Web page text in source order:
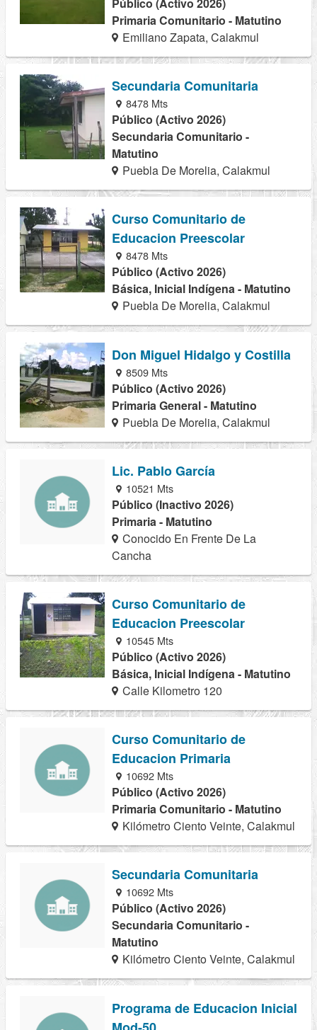
Primaria Comunitario - Matutino
Emiliano Zapata, Calakmul
Secundaria Comunitaria
8478 Mts
Público (Activo 2026)
Secundaria Comunitario -
Matutino
Puebla De Morelia, Calakmul
Curso Comunitario de
Educacion Preescolar
8478 Mts
Público (Activo 2026)
Básica, Inicial Indígena - Matutino
Puebla De Morelia, Calakmul
Don Miguel Hidalgo y Costilla
8509 Mts
Público (Activo 2026)
Primaria General - Matutino
Puebla De Morelia, Calakmul
Lic. Pablo García
10521 Mts
Público (Inactivo 2026)
Primaria - Matutino
Conocido En Frente De La
Cancha
Curso Comunitario de
Educacion Preescolar
10545 Mts
Público (Activo 2026)
Básica, Inicial Indígena - Matutino
Calle Kilometro 120
Curso Comunitario de
Educacion Primaria
10692 Mts
Público (Activo 2026)
Primaria Comunitario - Matutino
Kilómetro Ciento Veinte, Calakmul
Secundaria Comunitaria
10692 Mts
Público (Activo 2026)
Secundaria Comunitario -
Matutino
Kilómetro Ciento Veinte, Calakmul
Programa de Educacion Inicial